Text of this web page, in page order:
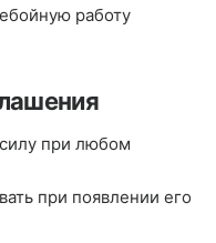
работу
при любом
при появлении его